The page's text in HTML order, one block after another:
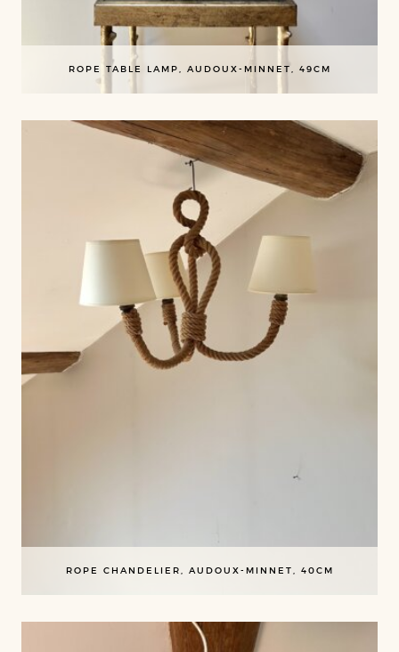
ROPE TABLE LAMP, AUDOUX-MINNET, 49CM
ROPE CHANDELIER, AUDOUX-MINNET, 40CM